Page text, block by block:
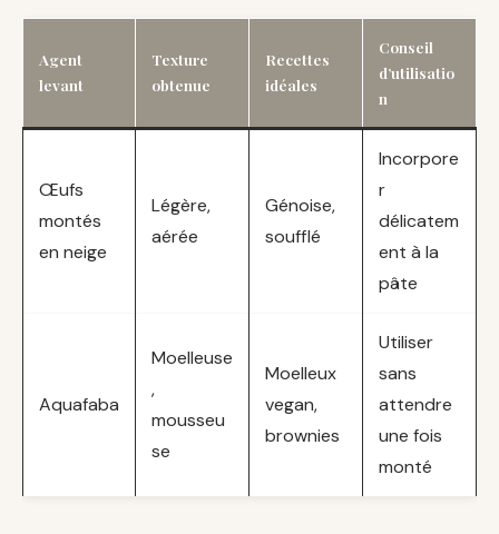
Agent
levant
Texture
obtenue
Recettes
idéales
Conseil
d’utilisatio
n
Œufs
montés
en neige
Légère,
aérée
Génoise,
soufflé
Incorpore
r
délicatem
ent à la
pâte
Aquafaba
Moelleuse
,
mousseu
se
Moelleux
vegan,
brownies
Utiliser
sans
attendre
une fois
monté